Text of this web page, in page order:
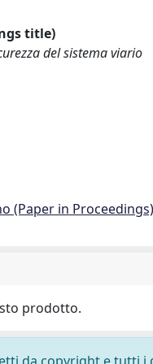
title)
del sistema viario
(Paper in Proceedings)
prodotto.